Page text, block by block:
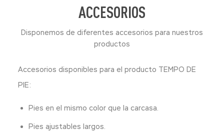
ACCESORIOS
Disponemos de diferentes accesorios para nuestros
productos
Accesorios disponibles para el producto TEMPO DE
PIE:
Pies en el mismo color que la carcasa.
Pies ajustables largos.